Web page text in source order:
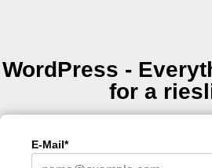
WordPress -
for a
E-Mail*